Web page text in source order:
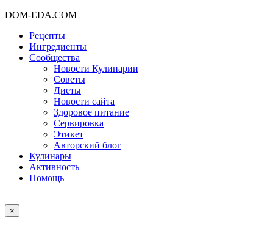
DOM-EDA.COM
Рецепты
Ингредиенты
Сообщества
Новости Кулинарии
Советы
Диеты
Новости сайта
Здоровое питание
Сервировка
Этикет
Авторский блог
Кулинары
Активность
Помощь
×